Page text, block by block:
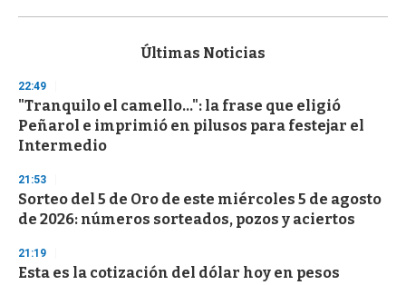
s
d
s
o
f
3
s
e
c
o
d
s
Últimas Noticias
22:49
"Tranquilo el camello...": la frase que eligió
Peñarol e imprimió en pilusos para festejar el
Intermedio
21:53
Sorteo del 5 de Oro de este miércoles 5 de agosto
de 2026: números sorteados, pozos y aciertos
21:19
Esta es la cotización del dólar hoy en pesos